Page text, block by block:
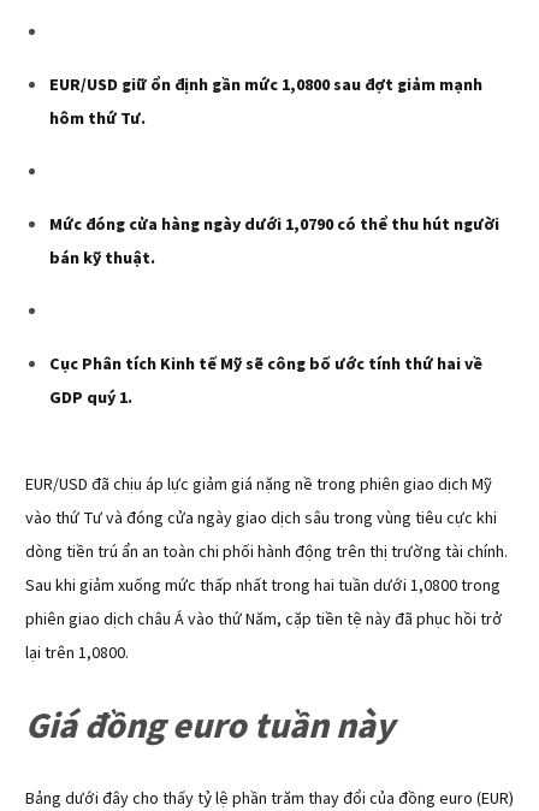
EUR/USD giữ ổn định gần mức 1,0800 sau đợt giảm mạnh
hôm thứ Tư.
Mức đóng cửa hàng ngày dưới 1,0790 có thể thu hút người
bán kỹ thuật.
Cục Phân tích Kinh tế Mỹ sẽ công bố ước tính thứ hai về
GDP quý 1.
EUR/USD đã chịu áp lực giảm giá nặng nề trong phiên giao dịch Mỹ
vào thứ Tư và đóng cửa ngày giao dịch sâu trong vùng tiêu cực khi
dòng tiền trú ẩn an toàn chi phối hành động trên thị trường tài chính.
Sau khi giảm xuống mức thấp nhất trong hai tuần dưới 1,0800 trong
phiên giao dịch châu Á vào thứ Năm, cặp tiền tệ này đã phục hồi trở
lại trên 1,0800.
Giá đồng euro tuần này
Bảng dưới đây cho thấy tỷ lệ phần trăm thay đổi của đồng euro (EUR)